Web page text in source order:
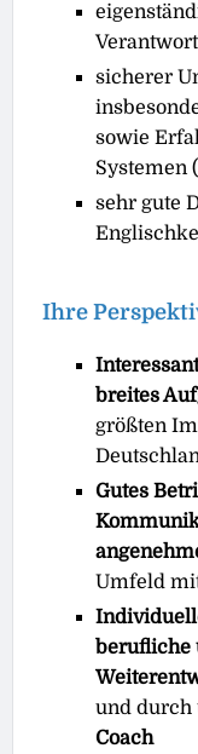
sicherer
sowie
Systemen
sehr gute
Ihre
breites
größten
Gutes
Umfeld
berufliche
und durch
Coach